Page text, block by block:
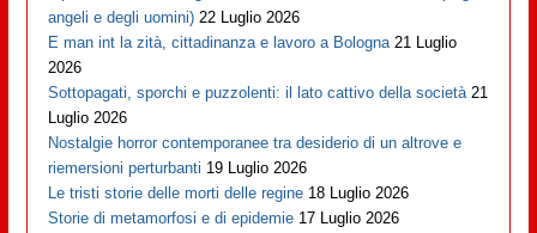
angeli e degli uomini) 22 Luglio 2026
E man int la zità, cittadinanza e lavoro a Bologna 21 Luglio
2026
Sottopagati, sporchi e puzzolenti: il lato cattivo della società 21
Luglio 2026
Nostalgie horror contemporanee tra desiderio di un altrove e
riemersioni perturbanti 19 Luglio 2026
Le tristi storie delle morti delle regine 18 Luglio 2026
Storie di metamorfosi e di epidemie 17 Luglio 2026